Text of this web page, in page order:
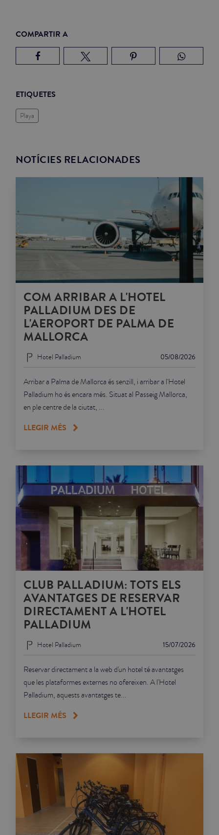
COMPARTIR A
ETIQUETES
Playa
NOTÍCIES RELACIONADES
COM ARRIBAR A L'HOTEL
PALLADIUM DES DE
L'AEROPORT DE PALMA DE
MALLORCA
05/08/2026
Hotel Palladium
Arribar a Palma de Mallorca és senzill, i arribar a l'Hotel
Palladium ho és encara més. Situat al Passeig Mallorca,
en ple centre de la ciutat, ...
LLEGIR MÉS
CLUB PALLADIUM: TOTS ELS
AVANTATGES DE RESERVAR
DIRECTAMENT A L'HOTEL
PALLADIUM
15/07/2026
Hotel Palladium
Reservar directament a la web d'un hotel té avantatges
que les plataformes externes no ofereixen. A l'Hotel
Palladium, aquests avantatges te...
LLEGIR MÉS